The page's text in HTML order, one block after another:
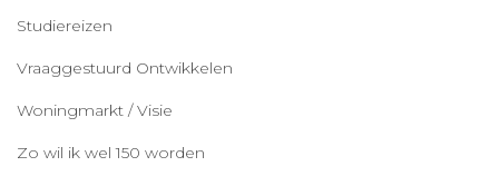
Studiereizen
Vraaggestuurd Ontwikkelen
Woningmarkt / Visie
Zo wil ik wel 150 worden